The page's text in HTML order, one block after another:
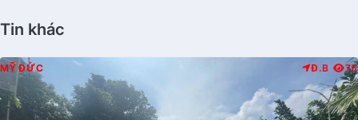
Tin khác
MỸ ĐỨC Đ.B 75